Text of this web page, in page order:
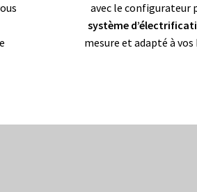
avec le configurateur
système
mesure et adapté à vos